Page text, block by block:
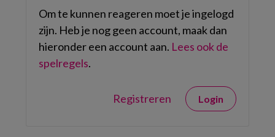
Om te kunnen reageren moet je ingelogd
zijn. Heb je nog geen account, maak dan
hieronder een account aan. Lees ook de
spelregels.
Registreren Login